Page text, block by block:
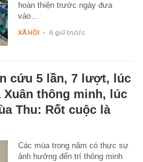
hoàn thiện trước ngày đưa
vào…
XÃ HỘI - 6 giờ trước
cứu 5 lần, 7 lượt, lúc
thông minh, lúc
Thu: Rốt cuộc là
Các mùa trong năm có thực sự
ảnh hưởng đến trí thông minh